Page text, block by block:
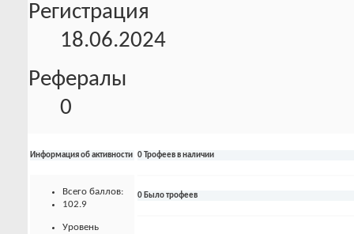
Регистрация
18.06.2024
Рефералы
0
Информация об активности
Всего баллов:
102.9
Уровень
0 Трофеев в наличии
0 Было трофеев